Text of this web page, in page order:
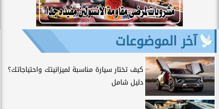
آخر الموضوعات
كيف تختار سيارة مناسبة لميزانيتك واحتياجاتك؟
دليل شامل